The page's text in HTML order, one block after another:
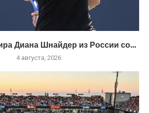
Диана Шнайдер из России со...
4 августа, 2026